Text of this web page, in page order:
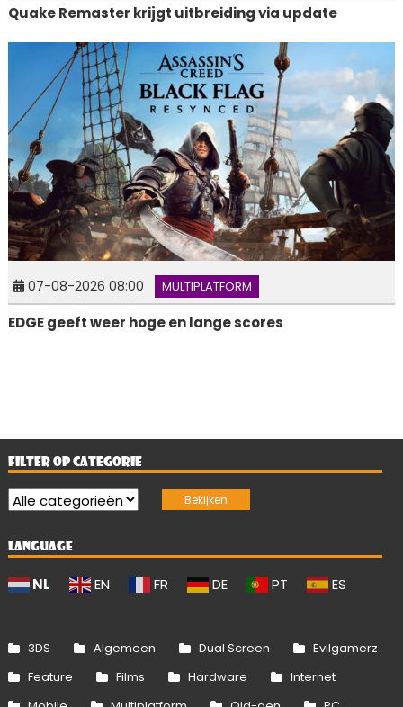
Quake Remaster krijgt uitbreiding via update
07-08-2026 08:00 MULTIPLATFORM
EDGE geeft weer hoge en lange scores
FILTER OP CATEGORIE
LANGUAGE
NL EN FR DE PT ES
3DS Algemeen Dual Screen
Evilgamerz
Feature
Films Hardware
Internet